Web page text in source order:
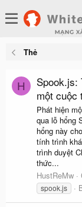
Thẻ
H
Spook.js:
một cuộc
Phát hiện
qua lỗ hổng
hổng này
tính trình
trình duyệt
thức...
HustReMw
spook.js